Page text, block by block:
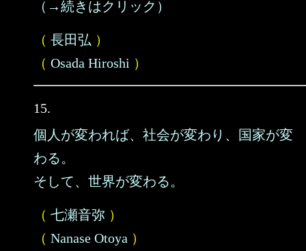
（→続きはクリック）
（ 長田弘 ）
（ Osada Hiroshi ）
15.
個人が変われば、社会が変わり、国家が変
わる。
そして、世界が変わる。
（ 七瀬音弥 ）
（ Nanase Otoya ）